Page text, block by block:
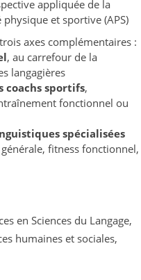
appliquée de la
et sportive (APS)
axes complémentaires :
, au carrefour de la
langagières
coachs sportifs,
fonctionnel ou
spécialisées
fitness fonctionnel,
en Sciences du Langage,
humaines et sociales,